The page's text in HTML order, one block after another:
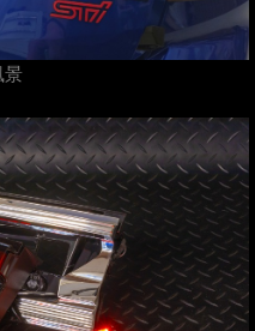
景